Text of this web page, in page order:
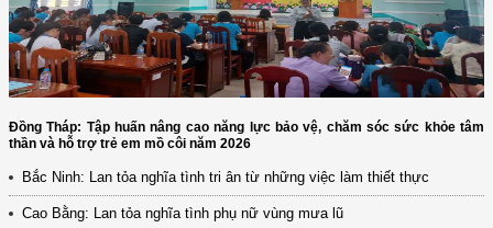
Đồng Tháp: Tập huấn nâng cao năng lực bảo vệ, chăm sóc sức khỏe tâm
thần và hỗ trợ trẻ em mồ côi năm 2026
Bắc Ninh: Lan tỏa nghĩa tình tri ân từ những việc làm thiết thực
Cao Bằng: Lan tỏa nghĩa tình phụ nữ vùng mưa lũ